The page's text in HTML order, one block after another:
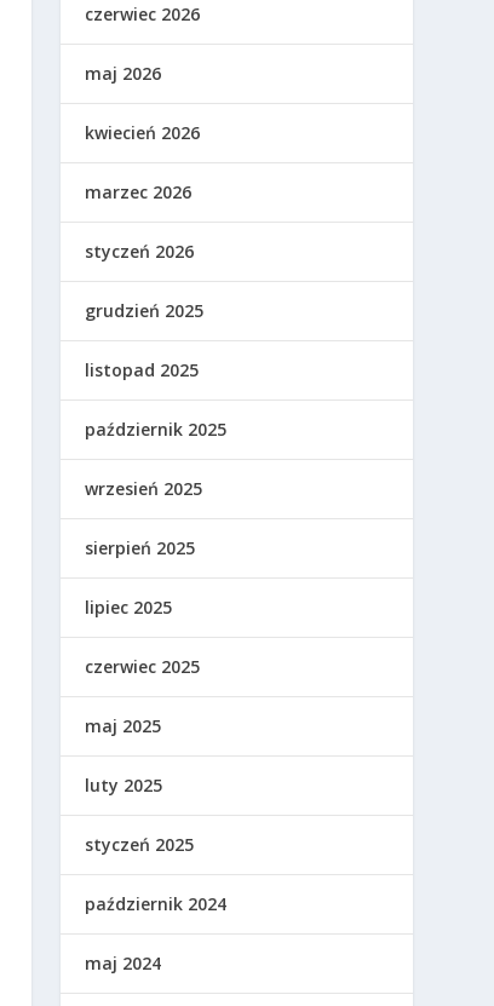
czerwiec 2026
maj 2026
kwiecień 2026
marzec 2026
styczeń 2026
grudzień 2025
listopad 2025
październik 2025
wrzesień 2025
sierpień 2025
lipiec 2025
czerwiec 2025
maj 2025
luty 2025
styczeń 2025
październik 2024
maj 2024